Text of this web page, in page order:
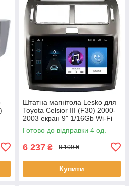
Штатна магнітола Lesko для
Toyota Celsior III (F30) 2000-
2003 екран 9" 1/16Gb Wi-Fi
GPS Base Цельсіор 4 шт.
Готово до відправки 4 од.
6 237 ₴ 8 109 ₴
Купити